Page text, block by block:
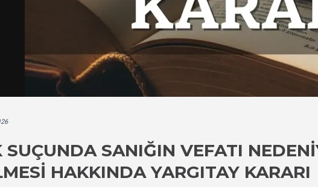
SUÇUNDA SANIĞIN VEFATI
HAKKINDA YARGITAY KARARI